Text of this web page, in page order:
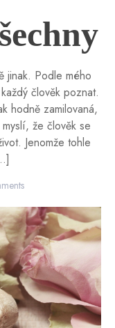
jinak. Podle mého
člověk poznat.
hodně zamilovaná,
že člověk se
Jenomže tohle